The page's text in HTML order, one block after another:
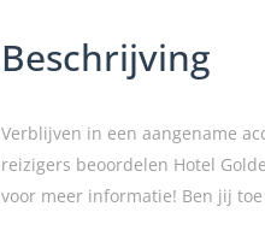
Beschrijving
Verblijven in een aangename
reizigers beoordelen Hotel
voor meer informatie! Ben jij